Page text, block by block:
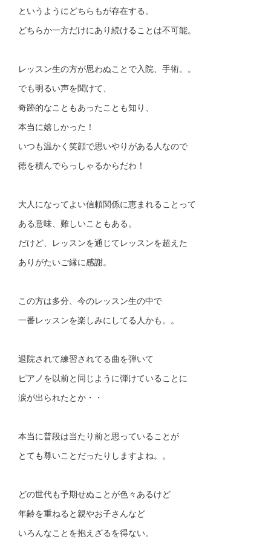
というようにどちらもが存在する。
どちらか一方だけにあり続けることは不可能。
レッスン生の方が思わぬことで入院、手術。。
でも明るい声を聞けて、
奇跡的なこともあったことも知り、
本当に嬉しかった！
いつも温かく笑顔で思いやりがある人なので
徳を積んでらっしゃるからだわ！
大人になってよい信頼関係に恵まれることって
ある意味、難しいこともある。
だけど、レッスンを通じてレッスンを超えた
ありがたいご縁に感謝。
この方は多分、今のレッスン生の中で
一番レッスンを楽しみにしてる人かも。。
退院されて練習されてる曲を弾いて
ピアノを以前と同じように弾けていることに
涙が出られたとか・・
本当に普段は当たり前と思っていることが
とても尊いことだったりしますよね。。
どの世代も予期せぬことが色々あるけど
年齢を重ねると親やお子さんなど
いろんなことを抱えざるを得ない。